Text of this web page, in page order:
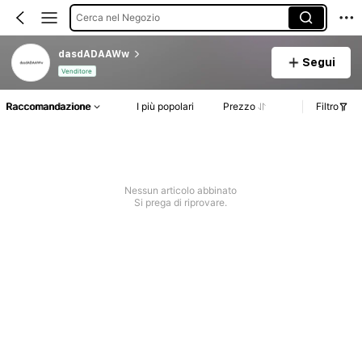
Cerca nel Negozio
dasdADAAWw
Venditore
Segui
Raccomandazione I più popolari Prezzo Filtro
Nessun articolo abbinato
Si prega di riprovare.